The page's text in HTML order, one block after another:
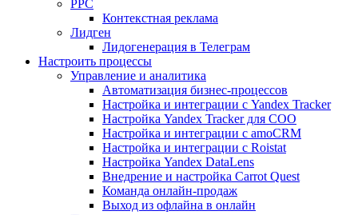
PPC
Контекстная реклама
Лидген
Лидогенерация в Телеграм
Настроить процессы
Управление и аналитика
Автоматизация бизнес-процессов
Настройка и интеграции с Yandex Tracker
Настройка Yandex Tracker для СОО
Настройка и интеграции с amoCRM
Настройка и интеграции с Roistat
Настройка Yandex DataLens
Внедрение и настройка Carrot Quest
Команда онлайн-продаж
Выход из офлайна в онлайн